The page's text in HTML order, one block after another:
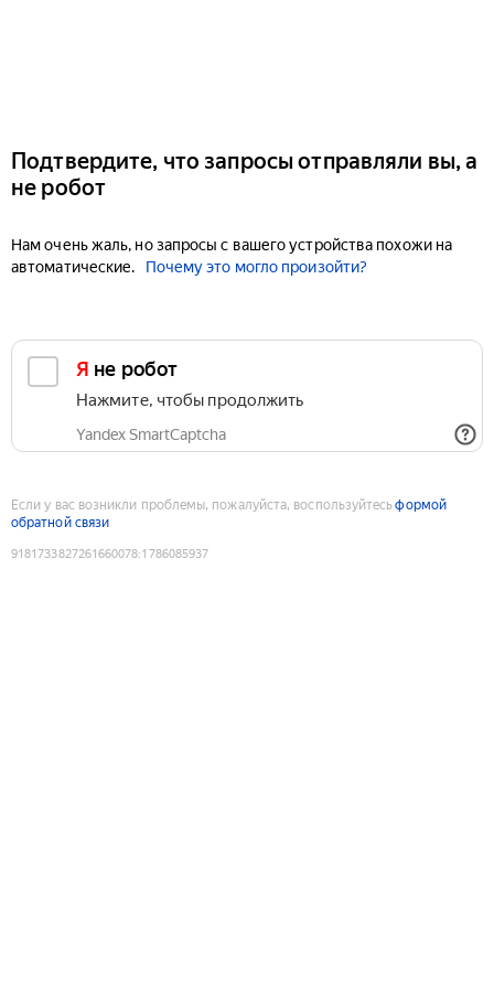
Подтвердите, что запросы отправляли вы, а
не робот
Нам очень жаль, но запросы с вашего устройства похожи на
автоматические.
Почему это могло произойти?
Я не робот
Нажмите, чтобы продолжить
Yandex SmartCaptcha
Если у вас возникли проблемы, пожалуйста, воспользуйтесьформой
обратной связи
9181733827261660078:1786085937